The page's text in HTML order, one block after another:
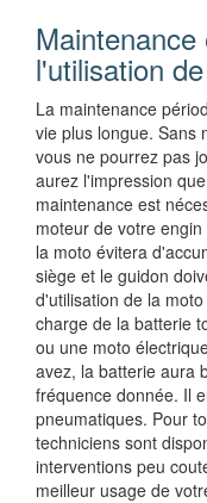
l'utilisation
La maintenance
vie plus longue. Sans
vous ne pourrez pas
aurez l'impression
maintenance est
moteur de votre
la moto évitera
siège et le guidon
d'utilisation de la
charge de la batterie
ou une moto
avez, la batterie aura
fréquence donnée. Il
pneumatiques. Pour
techniciens sont
interventions peu
meilleur usage de